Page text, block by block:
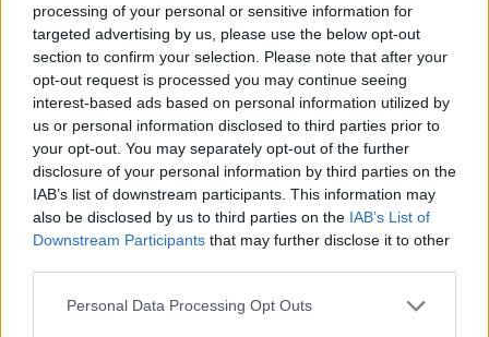
processing of your personal or sensitive information for
targeted advertising by us, please use the below opt-out
section to confirm your selection. Please note that after your
opt-out request is processed you may continue seeing
interest-based ads based on personal information utilized by
us or personal information disclosed to third parties prior to
your opt-out. You may separately opt-out of the further
disclosure of your personal information by third parties on the
IAB’s list of downstream participants. This information may
also be disclosed by us to third parties on the IAB’s List of
Downstream Participants that may further disclose it to other
Personal Data Processing Opt Outs
Ny importør av engelske
luksusbåter